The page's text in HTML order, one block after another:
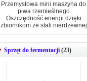
Przemysłowa mini maszyna do
piwa rzemieślnego
Oszczędność energii dzięki
zbiornikom ze stali nierdzewnej
Sprzęt do fermentacji (23)